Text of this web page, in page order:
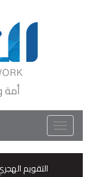
أمة
Toggle
navigation
التقويم